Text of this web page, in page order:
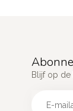
Blijf op de